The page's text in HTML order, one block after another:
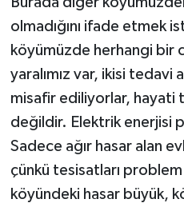
olmadığını ifade etmek
köyümüzde herhangi bir
yaralımız var, ikisi tedavi
misafir ediliyorlar, hayati
değildir. Elektrik enerjisi
Sadece ağır hasar alan
çünkü tesisatları
köyündeki hasar büyük,